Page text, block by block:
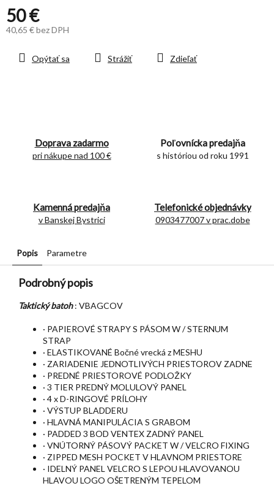
50 €
40,65 € bez DPH
Opýtať sa Strážiť Zdieľať
Doprava zadarmo
pri nákupe nad 100 €
Poľovnícka predajňa
s históriou od roku 1991
Kamenná predajňa
v Banskej Bystrici
Telefonické objednávky
0903477007 v prac.dobe
Popis Parametre
Podrobný popis
Taktický batoh: VBAGCOV
· PAPIEROVÉ STRAPY S PÁSOM W / STERNUM
STRAP
· ELASTIKOVANÉ Bočné vrecká z MESHU
· ZARIADENIE JEDNOTLIVÝCH PRIESTOROV ZADNE
· PREDNÉ PRIESTOROVÉ PODLOŽKY
· 3 TIER PREDNÝ MOLULOVÝ PANEL
· 4 x D-RINGOVÉ PRÍLOHY
· VÝSTUP BLADDERU
· HLAVNÁ MANIPULÁCIA S GRABOM
· PADDED 3 BOD VENTEX ZADNÝ PANEL
· VNÚTORNÝ PÁSOVÝ PACKET W / VELCRO FIXING
· ZIPPED MESH POCKET V HLAVNOM PRIESTORE
· IDELNÝ PANEL VELCRO S LEPOU HLAVOVANOU
HLAVOU LOGO OŠETRENÝM TEPELOM